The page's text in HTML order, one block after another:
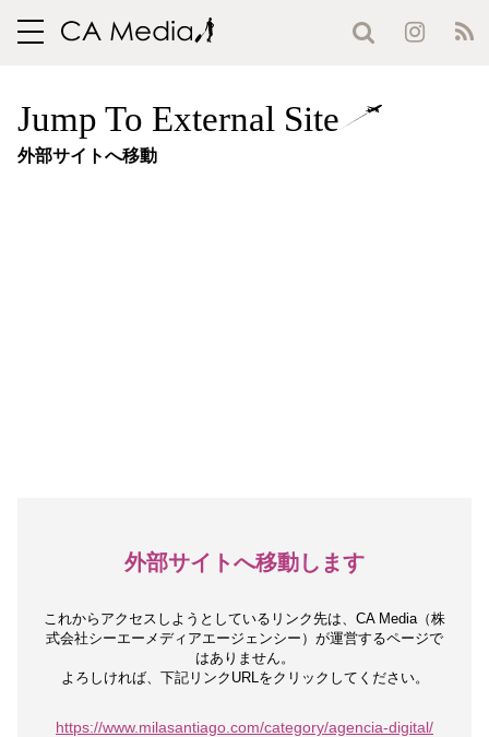
toggle
Jump To External Site
外部サイトへ移動
外部サイトへ移動します
これからアクセスしようとしているリンク先は、 CA Media（株
式会社シーエーメディアエージェンシー）が運営するページで
はありません。
よろしければ、下記リンクURLをクリックしてください。
https://www.milasantiago.com/category/agencia-digital/